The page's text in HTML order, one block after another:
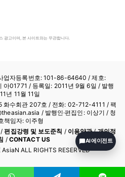
광고이며, 본 사이트와는 무관합니다.
업자등록번호: 101-86-64640 / 제호:
아01771 / 등록일: 2011년 9월 6일 / 발행
년 11월 11일
화수회관 207호 / 전화: 02-712-4111 / 팩
/ 발행인·편집인: 이상기 / 청
책임자: 이주형
/편집강령 및 보도준칙 / 이용약관/개인정
/ CONTACT US
AsiaN ALL RIGHTS RESERVED
AI 에이전트